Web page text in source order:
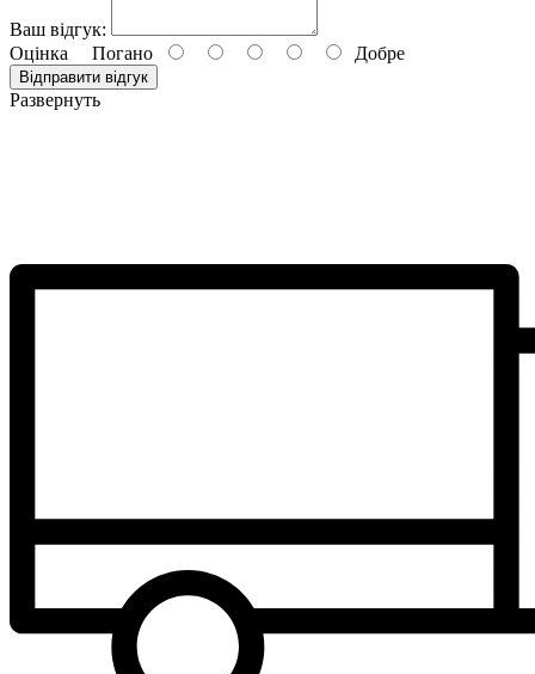
Ваш відгук:
Оцінка Погано Добре
Відправити відгук
Развернуть